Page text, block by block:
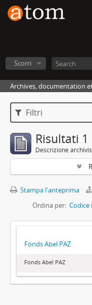
Scorri
Archives, documentation
Filtri
Risultati 1
Descrizione
Stampa l'anteprima
Ordina per:
Fonds Abel PAZ
Fonds Abel PAZ